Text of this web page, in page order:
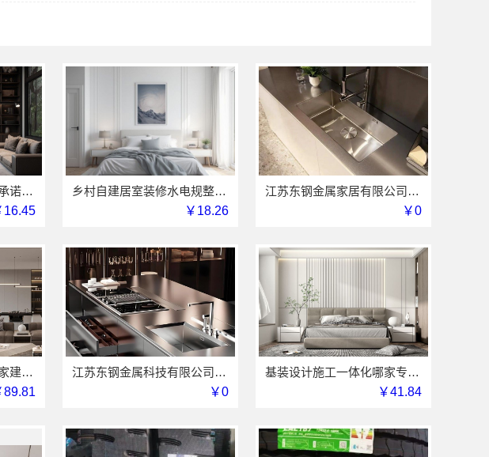
装饰毛坯房零增项费用承诺-苏州兔哥哥智装新材料有限公司明码标价
16.45
乡村自建居室装修水电规整海南万赢饰家新型建筑材料有限公
￥18.26
江苏东钢金属家居有限公司大平层极简踢脚线评测
￥0
环保无甲醛湖南美学筑家建材有限公司软装配套
89.81
江苏东钢金属科技有限公司不锈钢衣柜定制工厂联系电话
￥0
基装设计施工一体化哪家专业？亿莱居装饰工程材料有限公司可靠
￥41.84